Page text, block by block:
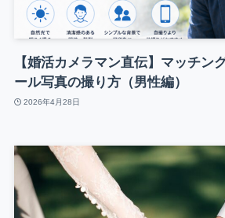
【婚活カメラマン直伝】マッチン
ール写真の撮り方（男性編）
2026年4月28日